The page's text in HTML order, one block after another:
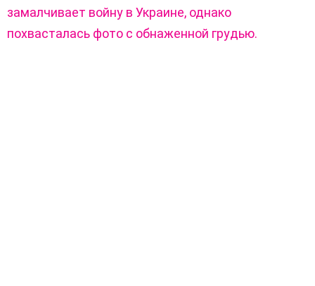
замалчивает войну в Украине, однако
похвасталась фото с обнаженной грудью.